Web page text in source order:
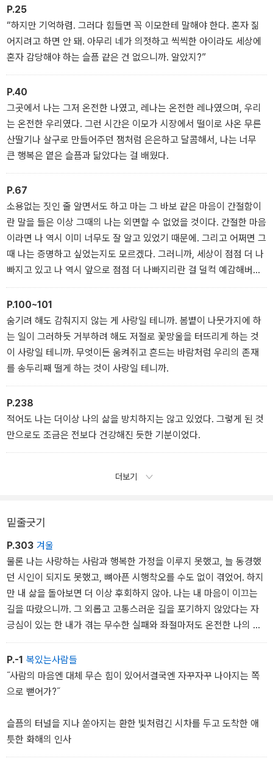
에 도달하려는 한 인간의 미더운 움직임이 백수린의 다정한 문장으로
그려진다. 읽어나가는 것만으로도 마음에 아름다운 결이 지고, 나를
둘러싼 세계가 확장되는 근사한 기분을 느낄 수 있는 이 작품은 지금
까지의 백수린 소설세계의 결정판이라 할 수 있다.
P.25
“하지만 기억하렴. 그러다 힘들면 꼭 이모한테 말해야 한다. 혼자 짊
어지려고 하면 안 돼. 아무리 네가 의젓하고 씩씩한 아이라도 세상에
혼자 감당해야 하는 슬픔 같은 건 없으니까. 알았지?”
P.40
그곳에서 나는 그저 온전한 나였고, 레나는 온전한 레나였으며, 우리
는 온전한 우리였다. 그런 시간은 이모가 시장에서 떨이로 사온 무른
산딸기나 살구로 만들어주던 잼처럼 은은하고 달콤해서, 나는 너무
큰 행복은 옅은 슬픔과 닮았다는 걸 배웠다.
P.67
소용없는 짓인 줄 알면서도 하고 마는 그 바보 같은 마음이 간절함이
란 말을 들은 이상 그때의 나는 외면할 수 없었을 것이다. 간절한 마음
이라면 나 역시 이미 너무도 잘 알고 있었기 때문에. 그리고 어쩌면 그
때 나는 증명하고 싶었는지도 모르겠다. 그러니까, 세상이 점점 더 나
빠지고 있고 나 역시 앞으로 점점 더 나빠지리란 걸 덜컥 예감해버렸
지만, 아직은 내게 그러한 흐름에 저항할 수 있는 힘이 있다는 걸 말이
다.
P.100~101
숨기려 해도 감춰지지 않는 게 사랑일 테니까. 봄볕이 나뭇가지에 하
는 일이 그러하듯 거부하려 해도 저절로 꽃망울을 터뜨리게 하는 것
이 사랑일 테니까. 무엇이든 움켜쥐고 흔드는 바람처럼 우리의 존재
를 송두리째 떨게 하는 것이 사랑일 테니까.
P.238
적어도 나는 더이상 나의 삶을 방치하지는 않고 있었다. 그렇게 된 것
만으로도 조금은 전보다 건강해진 듯한 기분이었다.
더보기
밑줄긋기
P.303 겨울
물론 나는 사랑하는 사람과 행복한 가정을 이루지 못했고, 늘 동경했
던 시인이 되지도 못했고, 뼈아픈 시행착오를 수도 없이 겪었어. 하지
만 내 삶을 돌아보면 더 이상 후회하지 않아. 나는 내 마음이 이끄는
길을 따랐으니까. 그 외롭고 고통스러운 길을 포기하지 않았다는 자
긍심이 있는 한 내가 겪는 무수한 실패와 좌절마저도 온전한 나의 것
이니까. 그렇게 사는 한 우리는 누구나 거룩하고 눈부신 별이라는 걸
나는 이제 알고 있으니까.
P.-1 복있는사람들
˝사람의 마음엔 대체 무슨 힘이 있어서결국엔 자꾸자꾸 나아지는 쪽
으로 뻗어가?˝
슬픔의 터널을 지나 쏟아지는 환한 빛처럼긴 시차를 두고 도착한 애
틋한 화해의 인사